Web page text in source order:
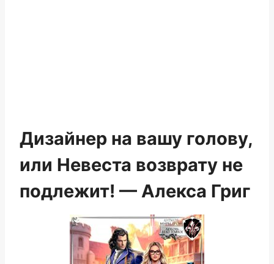
Дизайнер на вашу голову,
или Невеста возврату не
подлежит! — Алекса Григ